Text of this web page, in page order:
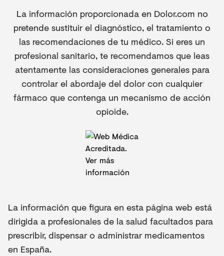
La información proporcionada en Dolor.com no
pretende sustituir el diagnóstico, el tratamiento o
las recomendaciones de tu médico. Si eres un
profesional sanitario, te recomendamos que leas
atentamente las consideraciones generales para
controlar el abordaje del dolor con cualquier
fármaco que contenga un mecanismo de acción
opioide.
La información que figura en esta página web está
dirigida a profesionales de la salud facultados para
prescribir, dispensar o administrar medicamentos
en España.